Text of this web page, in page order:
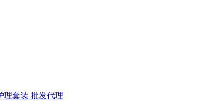
理套装 批发代理